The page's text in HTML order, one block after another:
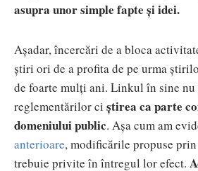
asupra unor simple fapte și idei.
Așadar, încercări de a bloca
știri ori de a profita de pe urma
de foarte mulți ani. Linkul în sine nu
reglementărilor ci știrea ca parte
domeniului public. Așa cum am
anterioare, modificările propuse
trebuie privite în întregul lor efect.